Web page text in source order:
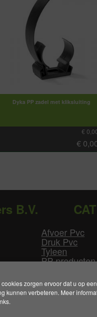
zorgen ervoor dat u op
kunnen verbeteren. Meer
Dyka PP zadel met kliksluiting
€
€
B.V.
Afvoer Pvc
Druk Pvc
Tyleen
PP producten
GLW
Voorwaarden